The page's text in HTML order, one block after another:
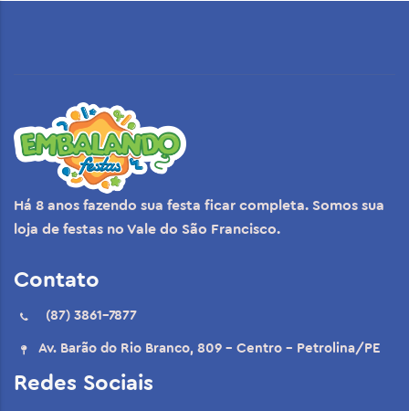
Há 8 anos fazendo sua festa ficar completa. Somos sua
loja de festas no Vale do São Francisco.
Contato
(87) 3861-7877
Av. Barão do Rio Branco, 809 - Centro - Petrolina/PE
Redes Sociais